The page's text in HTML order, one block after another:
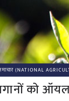
समाचार (NATIONAL
को